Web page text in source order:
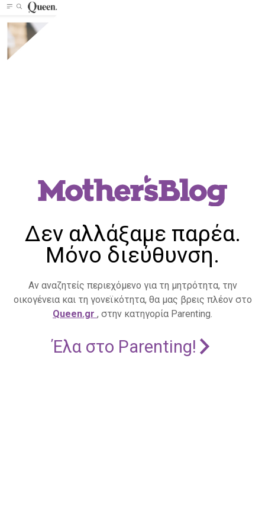
Δεν αλλάξαμε παρέα.
Μόνο διεύθυνση.
Αν αναζητείς περιεχόμενο για τη μητρότητα, την
οικογένεια και τη γονεϊκότητα, θα μας βρεις πλέον στο
Queen.gr , στην κατηγορία Parenting.
Έλα στο Parenting!